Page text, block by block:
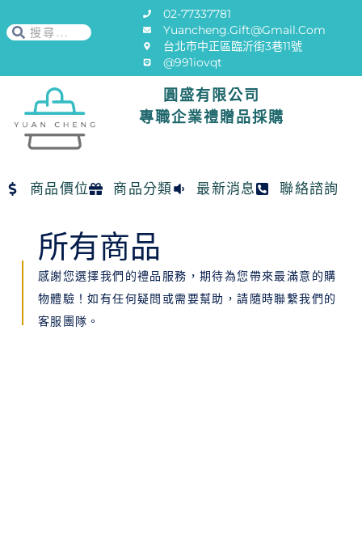
02-77337781
Yuancheng.gift@gmail.com
台北市中正區臨沂街3巷11號
@991iovqt
圓盛有限公司
專職企業禮贈品採購
商品價位 商品分類 最新消息 聯絡諮詢
所有商品
感謝您選擇我們的禮品服務，期待為您帶來最滿意的購
物體驗！如有任何疑問或需要幫助，請隨時聯繫我們的
客服團隊。